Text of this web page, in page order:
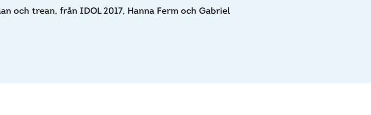
och trean, från IDOL 2017, Hanna Ferm och Gabriel